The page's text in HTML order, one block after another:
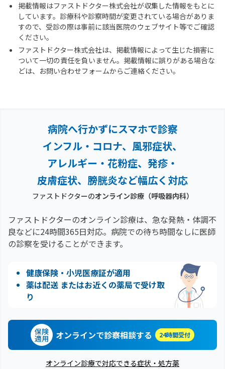
掲載情報はファストドクター株式会社が収集した情報をもとに
しています。診療科や診察時間が変更されている場合がありま
すので、受診の際は事前に該当医院のウェブサイト等でご確認
ください。
ファストドクター株式会社は、掲載情報によって生じた損害に
ついて一切の責任を負いません。掲載情報に誤りがある場合な
どは、お問い合わせフォームからご連絡ください。
病院へ行かずにスマホで診察
インフル・コロナ、風邪症状、
アレルギー・花粉症、 発疹・
皮膚症状、膀胱炎など幅広く対応
ファストドクターのオンライン診療（呼吸器内科）
ファストドクターのオンライン診療は、急な発熱・体調不
良などに24時間365日対応。 病院での待ち時間なしに医師
の診察を受けることができます。
健康保険・小児医療証が適用
薬は配送 またはお近くの薬局で受け取
り
保険
適用 オンラインで診察相談する 24時間受付
オンライン診療で対応できる症状・処方薬